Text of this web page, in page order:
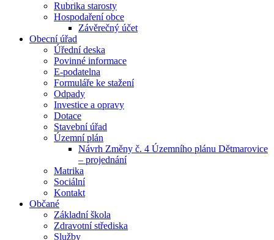
Rubrika starosty
Hospodaření obce
Závěrečný účet
Obecní úřad
Úřední deska
Povinné informace
E-podatelna
Formuláře ke stažení
Odpady
Investice a opravy
Dotace
Stavební úřad
Územní plán
Návrh Změny č. 4 Územního plánu Dětmarovice
– projednání
Matrika
Sociální
Kontakt
Občané
Základní škola
Zdravotní střediska
Služby